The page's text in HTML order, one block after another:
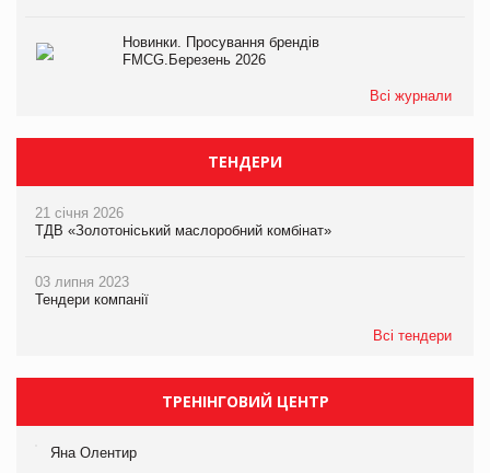
Новинки. Просування брендів
FMCG.Березень 2026
Всі журнали
ТЕНДЕРИ
21 січня 2026
ТДВ «Золотоніський маслоробний комбінат»
03 липня 2023
Тендери компанії
Всі тендери
ТРЕНІНГОВИЙ ЦЕНТР
Яна Олентир